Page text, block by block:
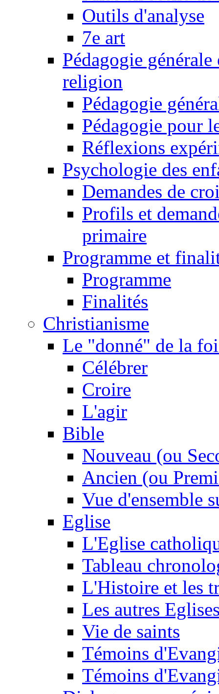
Outils d'analyse
7e art
Pédagogie
religion
Pédagogie
Pédagogie pour
Réflexions
Psychologie des
Demandes de
Profils et
primaire
Programme et
Programme
Finalités
Christianisme
Le "donné" de la
Célébrer
Croire
L'agir
Bible
Nouveau (ou
Ancien (ou
Vue d'ensemble
Eglise
L'Eglise
Tableau
L'Histoire et les
Les autres
Vie de saints
Témoins
Témoins